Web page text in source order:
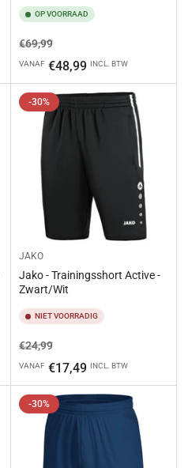
OP VOORRAAD
Normale
prijs
€69,99Aanbiedingsprijs
VANAF €48,99 INCL. BTW
-30%
JAKO
Jako - Trainingsshort Active -
Zwart/Wit
NIET VOORRADIG
Normale
prijs
€24,99Aanbiedingsprijs
VANAF €17,49 INCL. BTW
-30%